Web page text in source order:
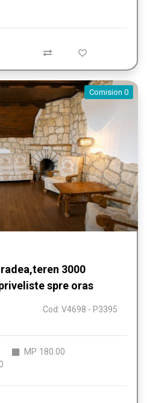
Comision 0
3000
spre oras
Cod: V4698 - P3395
MP 180.00